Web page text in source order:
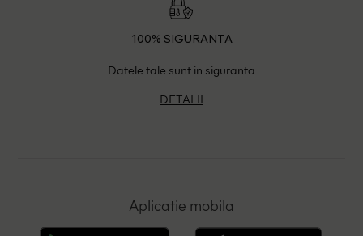
100% SIGURANTA
Datele tale sunt in siguranta
DETALII
Aplicatie mobila